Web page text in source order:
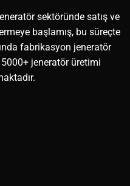
sektöründe satış ve
başlamış, bu süreçte
fabrikasyon jeneratör
jeneratör üretimi